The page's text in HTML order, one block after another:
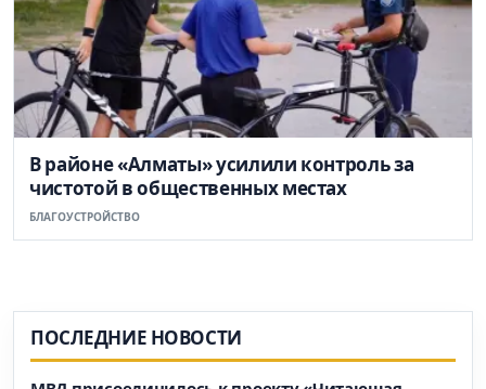
В районе «Алматы» усилили контроль за
чистотой в общественных местах
БЛАГОУСТРОЙСТВО
ПОСЛЕДНИЕ НОВОСТИ